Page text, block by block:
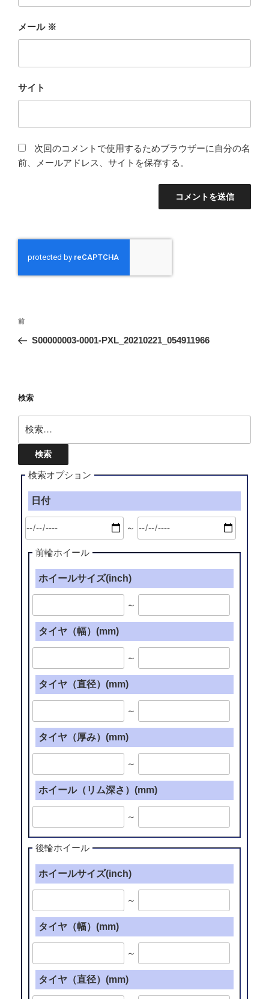
メール ※
サイト
次回のコメントで使用するためブラウザーに自分の名
前、メールアドレス、サイトを保存する。
投
ナ
ー
シ
ョ
ン
前
の
前
S00000003-0001-PXL_20210221_054911966
検索
索:
検索オプション
日付
～
前輪ホイール
ホイールサイズ(inch)
～
タイヤ（幅）(mm)
～
タイヤ（直径）(mm)
～
タイヤ（厚み）(mm)
～
ホイール（リム深さ）(mm)
～
後輪ホイール
ホイールサイズ(inch)
～
タイヤ（幅）(mm)
～
タイヤ（直径）(mm)